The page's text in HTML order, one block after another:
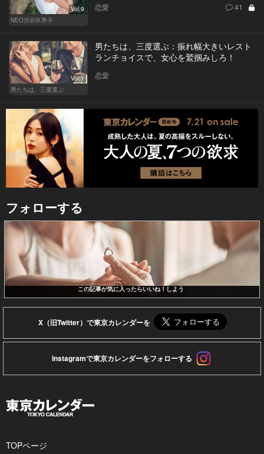
Vol.9
NEO渋谷区男子
恋愛 41
Vol.1
男たちは、三度選ぶ
男たちは、三度選ぶ：振れ幅大きいレスト
ランチョイスで、女心を鷲掴みしろ！
恋愛
フォローする
この記事が気に入ったらいいね！しよう
X（旧Twitter）で東京カレンダーを
Instagramで東京カレンダーをフォローする
TOPページ